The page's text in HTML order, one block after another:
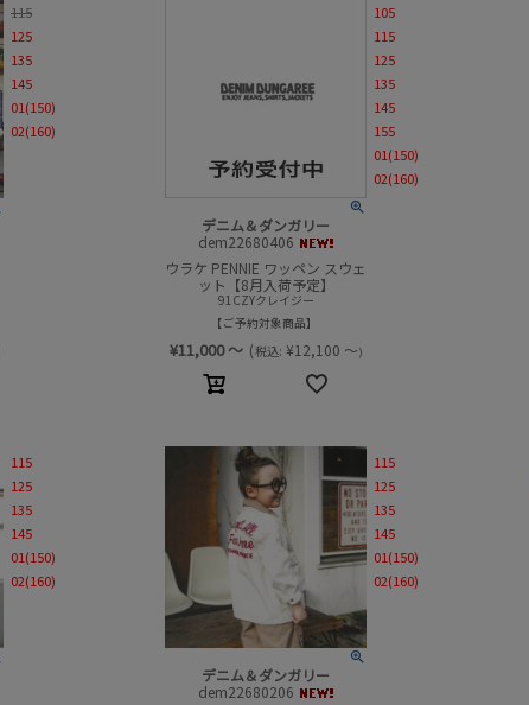
115
125
135
145
01(150)
02(160)
デニム＆ダンガリー
dem22680406
ウラケ PENNIE ワッペン スウェ
ット【8月入荷予定】
91CZYクレイジー
ご予約対象商品
¥11,000～ (税込: ¥12,100 ～)
105
115
125
135
145
155
01(150)
02(160)
115
125
135
145
01(150)
02(160)
デニム＆ダンガリー
dem22680206
115
125
135
145
01(150)
02(160)